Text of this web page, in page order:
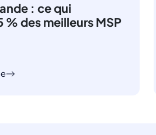
: ce qui
% des meilleurs MSP